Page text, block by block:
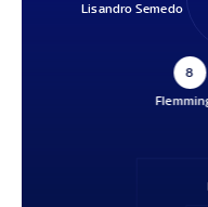
Lisandro Semedo
8